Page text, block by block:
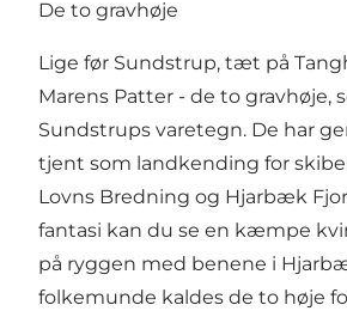
De to gravhøje
Lige før Sundstrup, tæt på
Marens Patter - de to gravhøje,
Sundstrups varetegn. De har
tjent som landkending for
Lovns Bredning og Hjarbæk
fantasi kan du se en kæmpe
på ryggen med benene i
folkemunde kaldes de to høje